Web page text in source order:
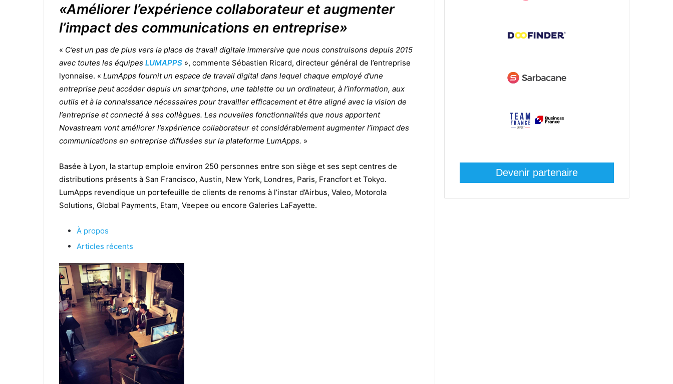
«Améliorer l’expérience collaborateur et augmenter
l’impact des communications en entreprise»
« C’est un pas de plus vers la place de travail digitale immersive que nous construisons depuis 2015
avec toutes les équipes LUMAPPS », commente Sébastien Ricard, directeur général de l’entreprise
lyonnaise. « LumApps fournit un espace de travail digital dans lequel chaque employé d’une
entreprise peut accéder depuis un smartphone, une tablette ou un ordinateur, à l’information, aux
outils et à la connaissance nécessaires pour travailler efficacement et être aligné avec la vision de
l’entreprise et connecté à ses collègues. Les nouvelles fonctionnalités que nous apportent
Novastream vont améliorer l’expérience collaborateur et considérablement augmenter l’impact des
communications en entreprise diffusées sur la plateforme LumApps. »
Basée à Lyon, la startup emploie environ 250 personnes entre son siège et ses sept centres de
distributions présents à San Francisco, Austin, New York, Londres, Paris, Francfort et Tokyo.
LumApps revendique un portefeuille de clients de renoms à l’instar d’Airbus, Valeo, Motorola
Solutions, Global Payments, Etam, Veepee ou encore Galeries LaFayette.
À propos
Articles récents
Devenir partenaire